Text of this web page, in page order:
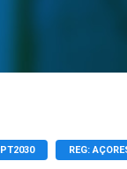
PT2030 REG: